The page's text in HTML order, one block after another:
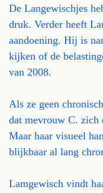
De Langewischjes
druk. Verder heeft
aandoening. Hij is
kijken of de
van 2008.
Als ze geen
dat mevrouw C. zich
Maar haar visueel
blijkbaar al lang
Lamgewisch vindt